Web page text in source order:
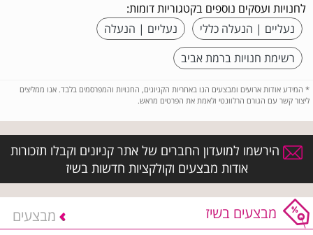
לחנויות ועסקים נוספים בקטגוריות דומות:
נעליים | הנעלה כללי
נעליים | הנעלה
רשימת חנויות ברמת אביב
* המידע אודות ארועים ומבצעים הנו באחריות הקניונים, החנויות והמפרסמים בלבד. אנו ממליצים
ליצור קשר עם הגורם הרלוונטי ולאמת את הפרטים מראש.
הירשמו למועדון החברים של אתר קניונים וקבלו תזכורות
אודות מבצעים וקולקציות חדשות בשיז
מבצעים בשיז מבצעים